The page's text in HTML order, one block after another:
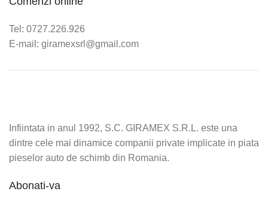
Tel: 0727.226.926
E-mail: giramexsrl@gmail.com
Infiintata in anul 1992, S.C. GIRAMEX S.R.L. este una
dintre cele mai dinamice companii private implicate in piata
pieselor auto de schimb din Romania.
Abonati-va